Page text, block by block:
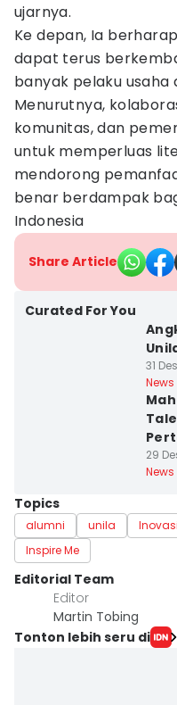
ujarnya.
Ke depan, Ia
dapat terus
banyak pelaku usaha
Menurutnya,
komunitas, dan
untuk memperluas
mendorong
benar berdampak
Indonesia
Share Article
Curated For You
31
News
29
News
Topics
alumni unila Inovasi
Inspire Me
Editorial Team
Editor
Martin Tobing
Tonton lebih seru di